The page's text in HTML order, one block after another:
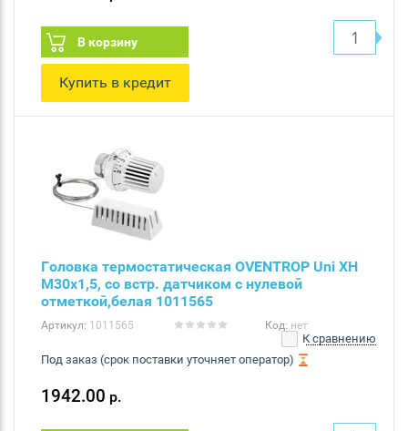
В корзину
Купить в кредит
Головка термостатическая OVENTROP Uni XH
M30x1,5, со встр. датчиком с нулевой
отметкой,белая 1011565
Артикул: 1011565 Код: нет
К сравнению
Под заказ (срок поставки уточняет оператор)
1942.00 р.